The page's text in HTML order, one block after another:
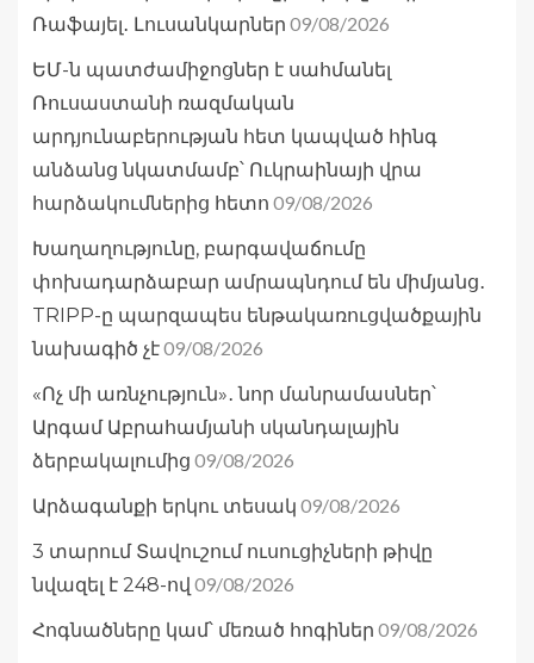
Ռաֆայել․ Լուսանկարներ 09/08/2026
ԵՄ-ն պատժամիջոցներ է սահմանել
Ռուսաստանի ռազմական
արդյունաբերության հետ կապված հինգ
անձանց նկատմամբ՝ Ուկրաինայի վրա
հարձակումներից հետո 09/08/2026
Խաղաղությունը, բարգավաճումը
փոխադարձաբար ամրապնդում են միմյանց․
TRIPP-ը պարզապես ենթակառուցվածքային
նախագիծ չէ09/08/2026
«Ոչ մի առնչություն»․ նոր մանրամասներ՝
Արգամ Աբրահամյանի սկանդալային
ձերբակալումից 09/08/2026
Արձագանքի երկու տեսակ 09/08/2026
3 տարում Տավուշում ուսուցիչների թիվը
նվազել է 248-ով 09/08/2026
Հոգնածները կամ՝ մեռած հոգիներ 09/08/2026